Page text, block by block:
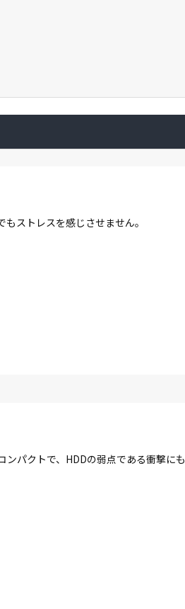
ストレスを感じさせません。
ンパクトで、HDDの弱点である衝撃にも